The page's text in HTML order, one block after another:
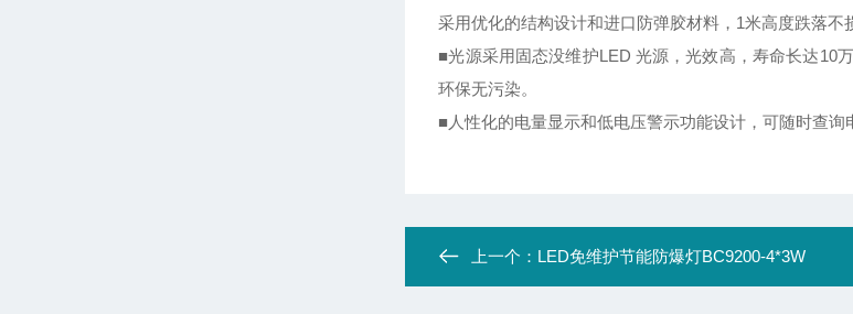
采用优化的结构设计和进口防弹胶材料，1米高度跌落不
■光源采用固态没维护LED 光源，光效高，寿命长达10
环保无污染。
■人性化的电量显示和低电压警示功能设计，可随时查
上一个： LED免维护节能防爆灯BC9200-4*3W